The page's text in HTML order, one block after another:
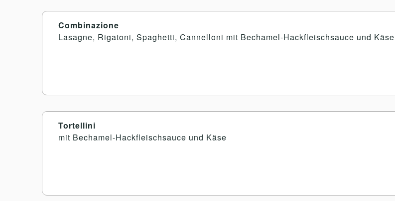
Combinazione
Lasagne, Rigatoni, Spaghetti, Cannelloni mit Bechamel-Hackfleischsauce und Käse
Tortellini
mit Bechamel-Hackfleischsauce und Käse